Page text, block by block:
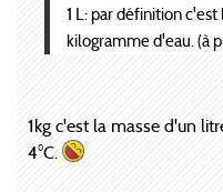
1 L: par définition
kilogramme d'eau. (à
1kg c'est la masse d'un
4°C.